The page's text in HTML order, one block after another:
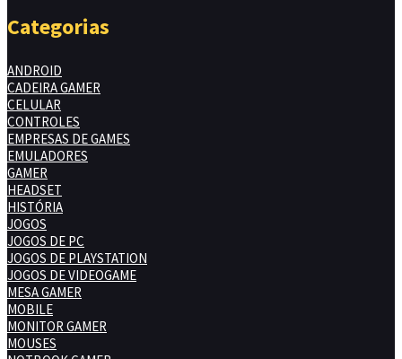
Categorias
ANDROID
CADEIRA GAMER
CELULAR
CONTROLES
EMPRESAS DE GAMES
EMULADORES
GAMER
HEADSET
HISTÓRIA
JOGOS
JOGOS DE PC
JOGOS DE PLAYSTATION
JOGOS DE VIDEOGAME
MESA GAMER
MOBILE
MONITOR GAMER
MOUSES